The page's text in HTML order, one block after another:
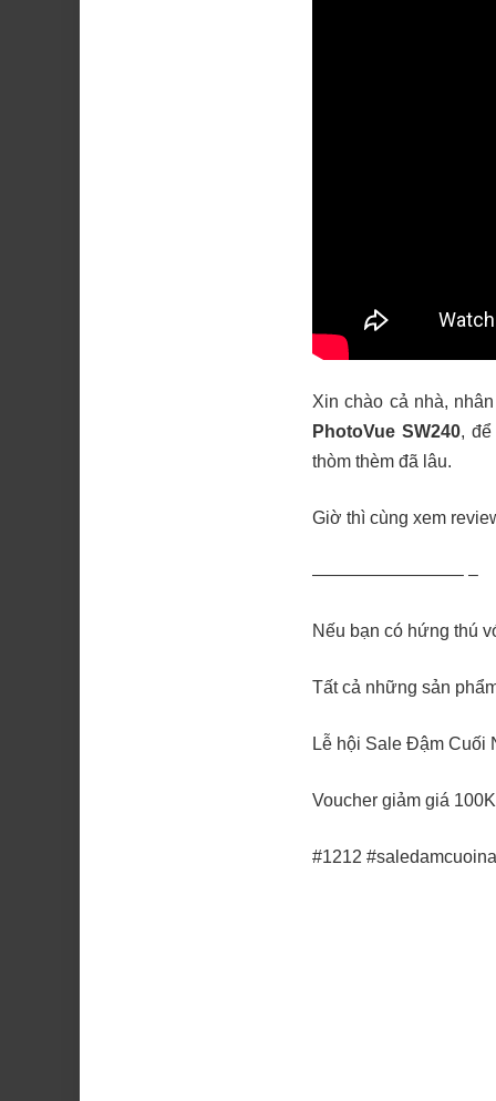
Xin chào cả nhà,
PhotoVue SW240,
thòm thèm đã lâu.
Giờ thì cùng xem
————————– –
Nếu bạn có hứng thú
Tất cả những sản
Lễ hội Sale Đậm Cuối
Voucher giảm giá
#1212